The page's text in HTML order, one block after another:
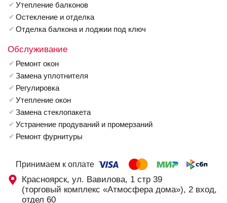
Утепление балконов
Остекление и отделка
Отделка балкона и лоджии под ключ
Обслуживание
Ремонт окон
Замена уплотнителя
Регулировка
Утепление окон
Замена стеклопакета
Устранение продуваний и промерзаний
Ремонт фурнитуры
Принимаем к оплате
Красноярск, ул. Вавилова, 1 стр 39
(торговый комплекс «Атмосфера дома»), 2 вход,
отдел 60